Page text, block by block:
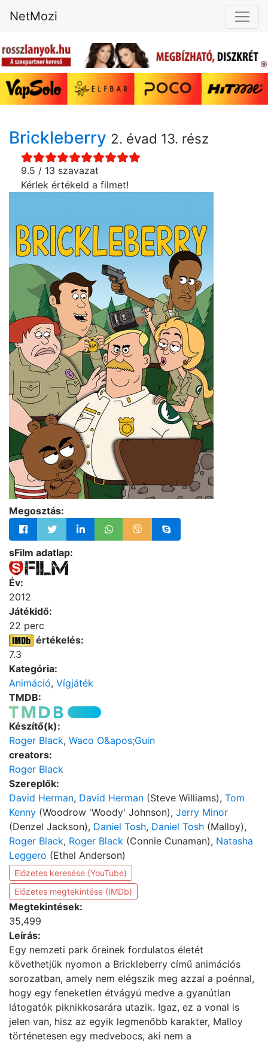
NetMozi
Brickleberry 2. évad 13. rész
9.5 / 13 szavazat
Kérlek értékeld a filmet!
Megosztás:
sFilm adatlap:
Év:
2012
Játékidő:
22 perc
értékelés:
7.3
Kategória:
Animáció, Vígjáték
TMDB:
Készítő(k):
Roger Black, Waco O&apos;Guin
creators:
Roger Black
Szereplők:
David Herman, David Herman (Steve Williams), Tom
Kenny (Woodrow 'Woody' Johnson), Jerry Minor
(Denzel Jackson), Daniel Tosh, Daniel Tosh (Malloy),
Roger Black, Roger Black (Connie Cunaman), Natasha
Leggero (Ethel Anderson)
Előzetes keresése (YouTube)
Előzetes megtekintése (IMDb)
Megtekintések:
35,499
Leírás:
Egy nemzeti park őreinek fordulatos életét
követhetjük nyomon a Brickleberry című animációs
sorozatban, amely nem elégszik meg azzal a poénnal,
hogy egy feneketlen étvágyú medve a gyanútlan
látogatók piknikkosarára utazik. Igaz, ez a vonal is
jelen van, hisz az egyik legmenőbb karakter, Malloy
történetesen egy medvebocs, aki nem a